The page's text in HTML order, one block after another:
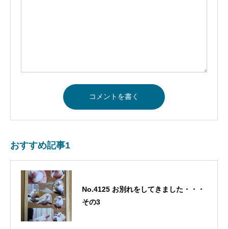
おすすめ記事1
No.4125 お別れをしてきました・・・
その3